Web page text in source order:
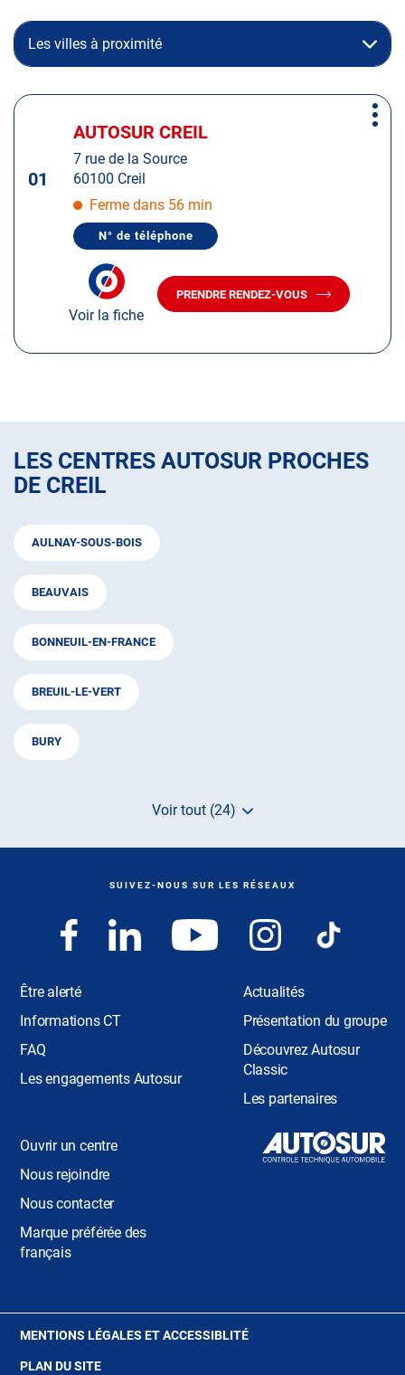
Les villes à proximité
Appuyer
ENTRÉE
01
Centre
:
AUTOSUR CREIL
7 rue de la Source
60100 Creil
Ferme dans 56 min
N° de téléphone
AFFICHER
TÉLÉPHONE
CREIL
Voir la fiche
PRENDRE RENDEZ-VOUS
AVEC
Plus
LES CENTRES AUTOSUR PROCHES
DE CREIL
AULNAY-SOUS-BOIS
BEAUVAIS
BONNEUIL-EN-FRANCE
BREUIL-LE-VERT
BURY
Voir tout (24)
de
de
de
SUIVEZ-NOUS SUR LES RÉSEAUX
Être alerté
Informations CT
FAQ
Les engagements Autosur
Actualités
Présentation du groupe
Découvrez Autosur
Classic
Les partenaires
Ouvrir un centre
Nous rejoindre
Nous contacter
Marque préférée des
français
MENTIONS LÉGALES ET ACCESSIBLITÉ(OUVRE
PLAN DU SITE